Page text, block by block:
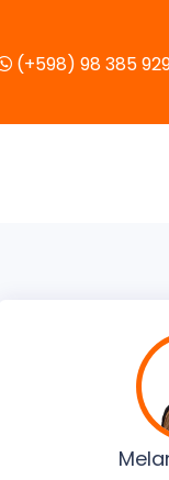
(+598) 98 385